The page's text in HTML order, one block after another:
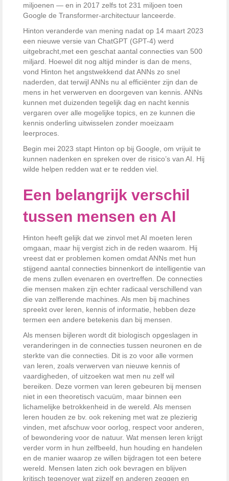
miljoenen — en in 2017 zelfs tot 231 miljoen toen
Google de Transformer-architectuur lanceerde.
Hinton veranderde van mening nadat op 14 maart 2023
een nieuwe versie van ChatGPT (GPT-4) werd
uitgebracht,met een geschat aantal connecties van 500
miljard. Hoewel dit nog altijd minder is dan de mens,
vond Hinton het angstwekkend dat ANNs zo snel
naderden, dat terwijl ANNs nu al efficiënter zijn dan de
mens in het verwerven en doorgeven van kennis. ANNs
kunnen met duizenden tegelijk dag en nacht kennis
vergaren over alle mogelijke topics, en ze kunnen die
kennis onderling uitwisselen zonder moeizaam
leerproces.
Begin mei 2023 stapt Hinton op bij Google, om vrijuit te
kunnen nadenken en spreken over de risico’s van AI. Hij
wilde helpen redden wat er te redden viel.
Een belangrijk verschil
tussen mensen en AI
Hinton heeft gelijk dat we zinvol met AI moeten leren
omgaan, maar hij vergist zich in de reden waarom. Hij
vreest dat er problemen komen omdat ANNs met hun
stijgend aantal connecties binnenkort de intelligentie van
de mens zullen evenaren en overtreffen. De connecties
die mensen maken zijn echter radicaal verschillend van
die van zelflerende machines. Als men bij machines
spreekt over leren, kennis of informatie, hebben deze
termen een andere betekenis dan bij mensen.
Als mensen bijleren wordt dit biologisch opgeslagen in
veranderingen in de connecties tussen neuronen en de
sterkte van die connecties. Dit is zo voor alle vormen
van leren, zoals verwerven van nieuwe kennis of
vaardigheden, of uitzoeken wat men nu zelf wil
bereiken. Deze vormen van leren gebeuren bij mensen
niet in een theoretisch vacuüm, maar binnen een
lichamelijke betrokkenheid in de wereld. Als mensen
leren houden ze bv. ook rekening met wat ze plezierig
vinden, met afschuw voor oorlog, respect voor anderen,
of bewondering voor de natuur. Wat mensen leren krijgt
verder vorm in hun zelfbeeld, hun houding en handelen
en de manier waarop ze willen bijdragen tot een betere
wereld. Mensen laten zich ook bevragen en blijven
kritisch tegenover wat zijzelf en anderen zeggen en